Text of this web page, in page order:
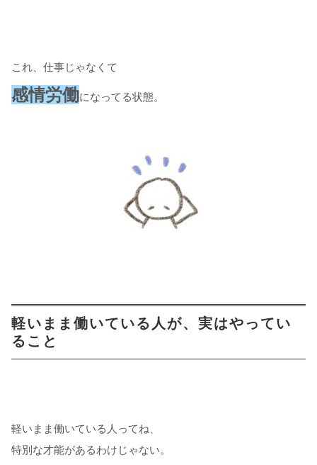
これ、仕事じゃなくて
感情労働になってる状態。
軽いまま働いている人が、実はやってい
ること
軽いまま働いている人ってね、
特別な才能があるわけじゃない。